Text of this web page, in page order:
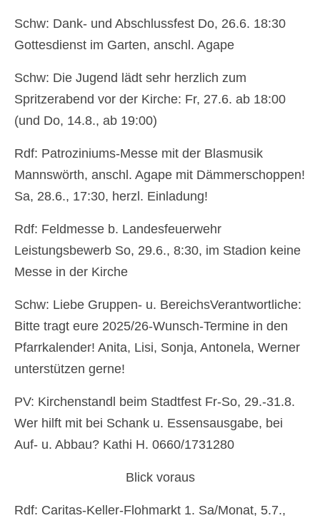
Schw: Dank- und Abschlussfest Do, 26.6. 18:30
Gottesdienst im Garten, anschl. Agape
Schw: Die Jugend lädt sehr herzlich zum
Spritzerabend vor der Kirche: Fr, 27.6. ab 18:00
(und Do, 14.8., ab 19:00)
Rdf: Patroziniums-Messe mit der Blasmusik
Mannswörth, anschl. Agape mit Dämmerschoppen!
Sa, 28.6., 17:30, herzl. Einladung!
Rdf: Feldmesse b. Landesfeuerwehr
Leistungsbewerb So, 29.6., 8:30, im Stadion keine
Messe in der Kirche
Schw: Liebe Gruppen- u. BereichsVerantwortliche:
Bitte tragt eure 2025/26-Wunsch-Termine in den
Pfarrkalender! Anita, Lisi, Sonja, Antonela, Werner
unterstützen gerne!
PV: Kirchenstandl beim Stadtfest Fr-So, 29.-31.8.
Wer hilft mit bei Schank u. Essensausgabe, bei
Auf- u. Abbau? Kathi H. 0660/1731280
Blick voraus
Rdf: Caritas-Keller-Flohmarkt 1. Sa/Monat, 5.7.,